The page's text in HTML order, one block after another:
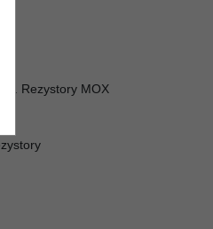
Rezystory MOX